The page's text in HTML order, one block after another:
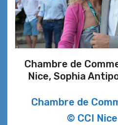
Chambre de
Nice, Sophia
Chambre de
© CCI